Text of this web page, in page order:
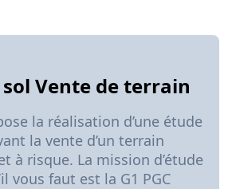
sol Vente de terrain
la réalisation d’une étude
la vente d’un terrain
à risque. La mission d’étude
vous faut est la G1 PGC